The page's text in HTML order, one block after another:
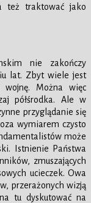
też traktować jako
nie zakończy
lat. Zbyt wiele jest
Można więc
półśrodka. Ale w
przyglądanie się
wymiarem czysto
może
Istnienie Państwa
zmuszających
ucieczek. Owa
przerażonych wizją
tu dyskutować na